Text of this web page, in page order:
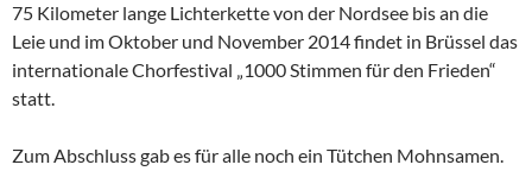
75 Kilometer lange Lichterkette von der Nordsee bis an die
Leie und im Oktober und November 2014 findet in Brüssel das
internationale Chorfestival „1000 Stimmen für den Frieden“
statt.
Zum Abschluss gab es für alle noch ein Tütchen Mohnsamen.